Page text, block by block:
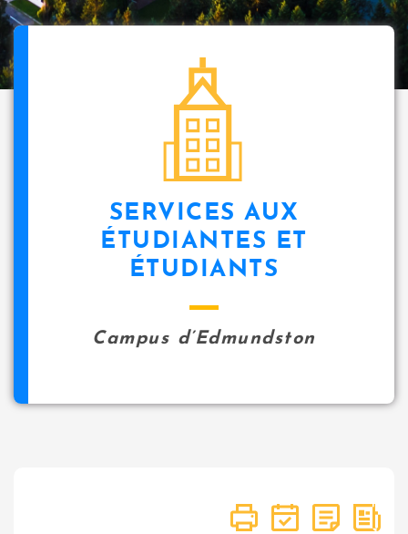
SERVICES AUX
ÉTUDIANTES ET
ÉTUDIANTS
Campus d’Edmundston